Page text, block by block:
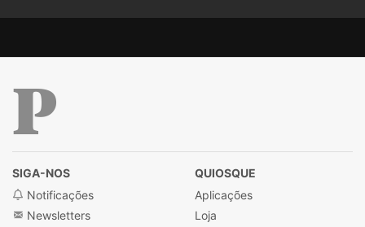
sobre a vida.
SIGA-NOS
Notificações
Newsletters
QUIOSQUE
Aplicações
Loja